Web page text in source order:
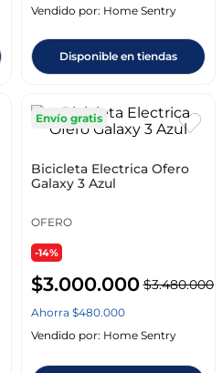
Vendido por: Home Sentry
Disponible en tiendas
Envío gratis
Bicicleta Electrica Ofero
Galaxy 3 Azul
OFERO
-14%
$3.000.000 $3.480.000
Ahorra $480.000
Vendido por: Home Sentry